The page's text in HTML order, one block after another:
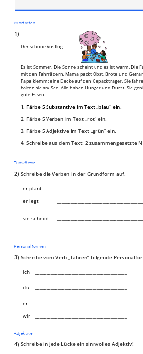
Wortarten
1)
Der schöne Ausflug
Es ist Sommer. Die Sonne scheint und es ist warm. Die
mit den Fahrrädern. Mama packt Obst, Brote und
Papa klemmt eine Decke auf den Gepäckträger. Sie
halten sie am See. Alle haben Hunger und Durst. Sie
gute Essen.
1. Färbe 5 Substantive im Text „blau“ ein.
2. Färbe 5 Verben im Text „rot“ ein.
3. Färbe 5 Adjektive im Text „grün“ ein.
4. Schreibe aus dem Text: 2 zusammengesetzte
Tunwörter
2) Schreibe die Verben in der Grundform auf.
er plant
er legt
sie scheint
Personalformen
3) Schreibe vom Verb „fahren“ folgende
ich
du
er
wir
Adjektive
4) Schreibe in jede Lücke ein sinnvolles Adjektiv!